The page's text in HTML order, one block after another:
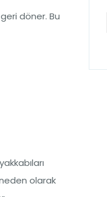
döner. Bu
olarak